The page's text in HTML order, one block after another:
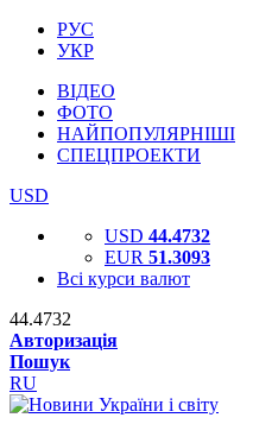
РУС
УКР
ВІДЕО
ФОТО
НАЙПОПУЛЯРНІШІ
СПЕЦПРОЕКТИ
USD
USD 44.4732
EUR 51.3093
Всі курси валют
44.4732
Авторизація
Пошук
RU